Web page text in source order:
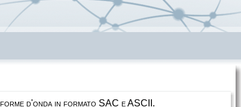
d'onda in formato SAC e ASCII.